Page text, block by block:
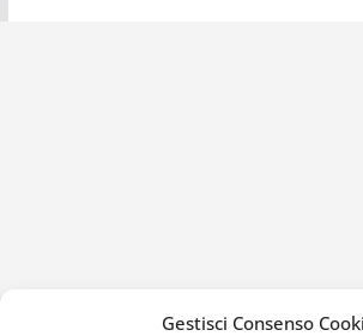
Gestisci Consenso